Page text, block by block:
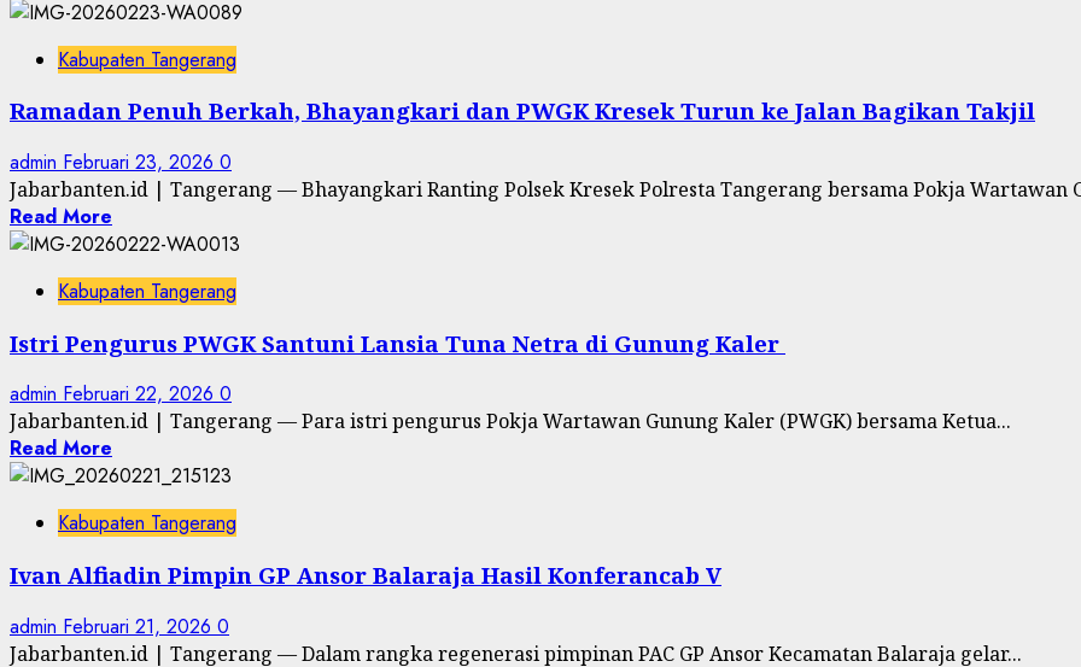
Kabupaten Tangerang
Ramadan Penuh Berkah, Bhayangkari dan PWGK Kresek Turun ke Jalan Bagikan Takjil
admin Februari 23, 2026 0
Jabarbanten.id | Tangerang — Bhayangkari Ranting Polsek Kresek Polresta Tangerang bersama Pokja Wartawan
Read More
Kabupaten Tangerang
Istri Pengurus PWGK Santuni Lansia Tuna Netra di Gunung Kaler ‎
admin Februari 22, 2026 0
Jabarbanten.id | Tangerang — Para istri pengurus Pokja Wartawan Gunung Kaler (PWGK) bersama Ketua...
Read More
Kabupaten Tangerang
Ivan Alfiadin Pimpin GP Ansor Balaraja Hasil Konferancab V
admin Februari 21, 2026 0
Jabarbanten.id | Tangerang — Dalam rangka regenerasi pimpinan PAC GP Ansor Kecamatan Balaraja gelar...